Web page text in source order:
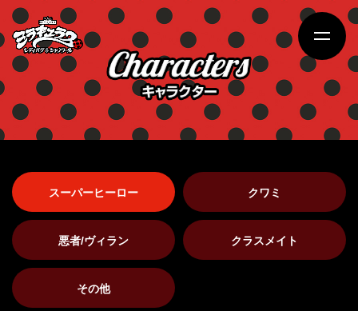
スーパーヒーロー クワミ
悪者/ヴィラン クラスメイト
その他